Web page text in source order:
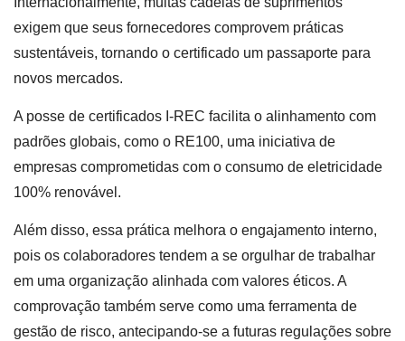
exigem que seus fornecedores comprovem práticas
sustentáveis, tornando o certificado um passaporte para
novos mercados.
A posse de certificados I-REC facilita o alinhamento com
padrões globais, como o RE100, uma iniciativa de
empresas comprometidas com o consumo de eletricidade
100% renovável.
Além disso, essa prática melhora o engajamento interno,
pois os colaboradores tendem a se orgulhar de trabalhar
em uma organização alinhada com valores éticos. A
comprovação também serve como uma ferramenta de
gestão de risco, antecipando-se a futuras regulações sobre